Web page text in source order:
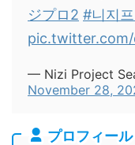
ジプロ2 #니지
— Nizi Project
November 28,
プロフィール